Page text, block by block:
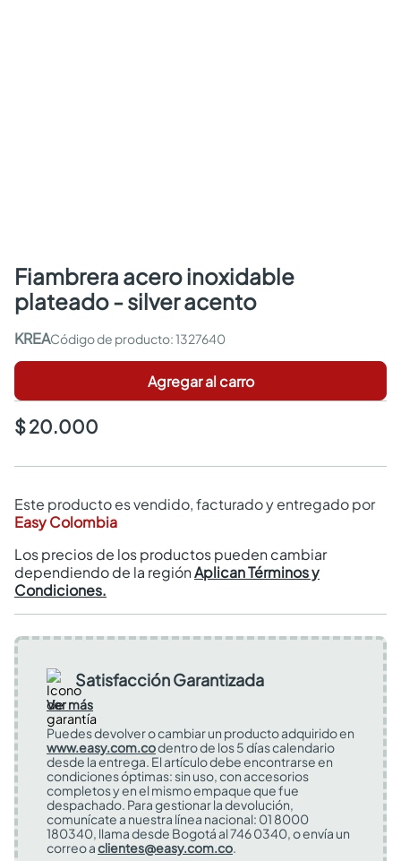
fiambrera acero inoxidable
plateado - silver acento
KREA :1327640
Agregar al carro
$ 20.000
Este producto es vendido, facturado y entregado por
Easy Colombia
Los precios de los productos pueden cambiar
dependiendo de la regiónAplican Términos y
Condiciones.
Satisfacción Garantizada
Ver más
Puedes devolver o cambiar un producto adquirido en
www.easy.com.codentro de los 5 días calendario
desde la entrega. El artículo debe encontrarse en
condiciones óptimas: sin uso, con accesorios
completos y en el mismo empaque que fue
despachado. Para gestionar la devolución,
comunícate a nuestra línea nacional: 01 8000
180340, llama desde Bogotá al 746 0340, o envía un
correo aclientes@easy.com.co.